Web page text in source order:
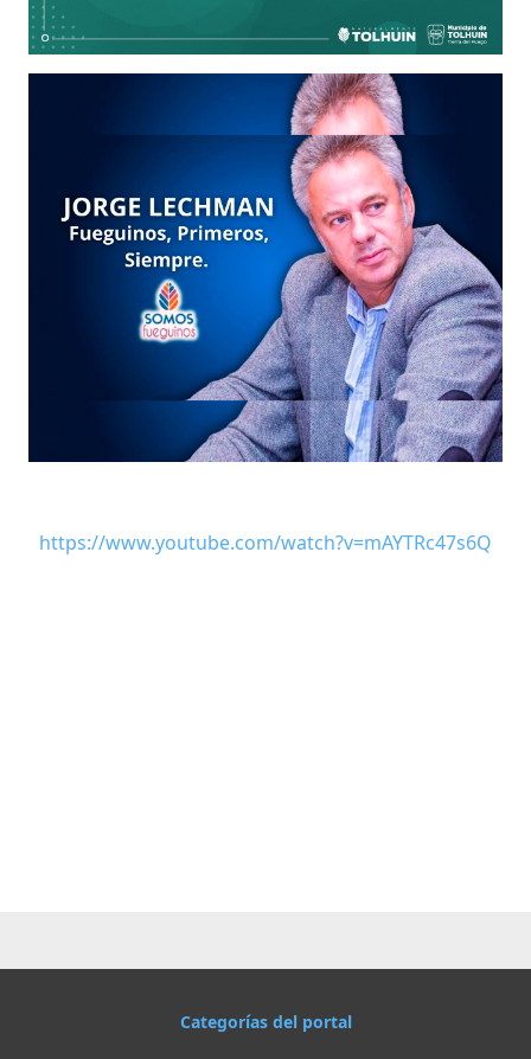
https://www.youtube.com/watch?v=mAYTRc47s6Q
Categorías del portal